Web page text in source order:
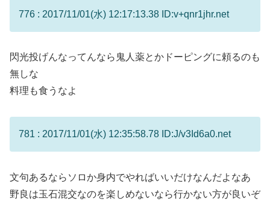
776 : 2017/11/01(水) 12:17:13.38 ID:v+qnr1jhr.net
閃光投げんなってんなら鬼人薬とかドーピングに頼るのも
無しな
料理も食うなよ
781 : 2017/11/01(水) 12:35:58.78 ID:J/v3Id6a0.net
文句あるならソロか身内でやればいいだけなんだよなあ
野良は玉石混交なのを楽しめないなら行かない方が良いぞ